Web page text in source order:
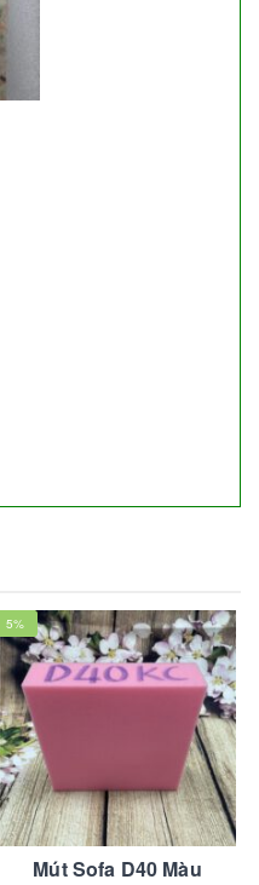
5%
Mút Sofa D40 Màu